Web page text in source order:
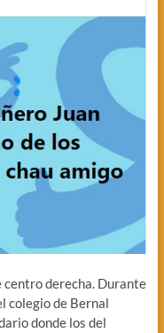
centro derecha. Durante
colegio de Bernal
donde los del